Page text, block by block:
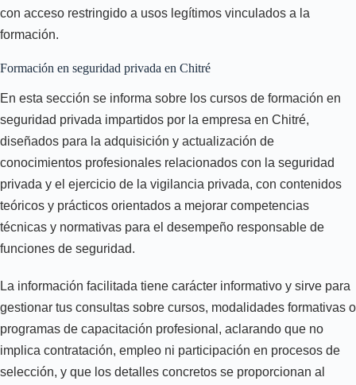
con acceso restringido a usos legítimos vinculados a la
formación.
Formación en seguridad privada en Chitré
En esta sección se informa sobre los cursos de formación en
seguridad privada impartidos por la empresa en Chitré,
diseñados para la adquisición y actualización de
conocimientos profesionales relacionados con la seguridad
privada y el ejercicio de la vigilancia privada, con contenidos
teóricos y prácticos orientados a mejorar competencias
técnicas y normativas para el desempeño responsable de
funciones de seguridad.
La información facilitada tiene carácter informativo y sirve para
gestionar tus consultas sobre cursos, modalidades formativas o
programas de capacitación profesional, aclarando que no
implica contratación, empleo ni participación en procesos de
selección, y que los detalles concretos se proporcionan al